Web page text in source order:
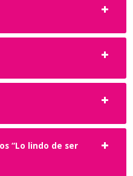
“Lo lindo de ser